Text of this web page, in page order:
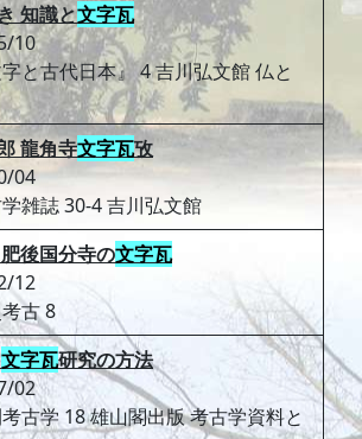
知識と文字瓦
10
と古代日本』 4 吉川弘文館 仏と
龍角寺文字瓦攷
04
雑誌 30-4 吉川弘文館
後国分寺の文字瓦
12
古 8
文字瓦研究の方法
02
古学 18 雄山閣出版 考古学資料と